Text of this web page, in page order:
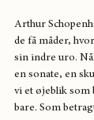
Arthur
de få måder,
sin indre uro.
en sonate, en
vi et øjeblik som
bare. Som